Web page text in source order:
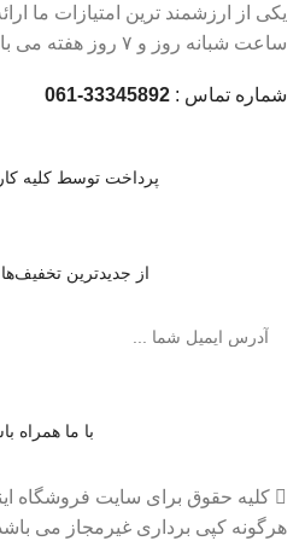
ساعت شبانه روز و ۷ روز هفته می باشد.
شماره تماس : 33345892-061
پرداخت توسط کلیه
از جدیدترین
با ما همراه
کلیه حقوق برای سایت فروشگاه
هرگونه کپی برداری غیرمجاز می